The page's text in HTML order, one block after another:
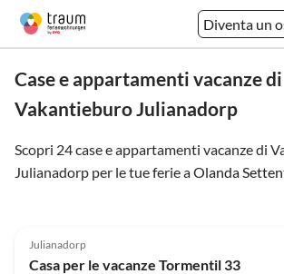
Diventa un
Case e appartamenti vacanze di
Vakantieburo Julianadorp
Scopri 24 case e appartamenti vacanze di
Julianadorp per le tue ferie aOlanda
Julianadorp
Casa per le vacanze Tormentil 33